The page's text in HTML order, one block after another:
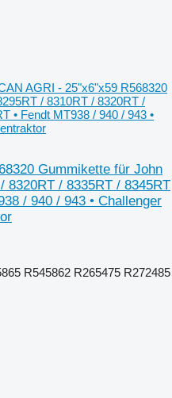
AGRI - 25"x6"x59 R568320
/ 8310RT / 8320RT /
• Fendt MT938 / 940 / 943 •
Gummikette für John
8320RT / 8335RT / 8345RT
/ 940 / 943 • Challenger
R545862 R265475 R272485